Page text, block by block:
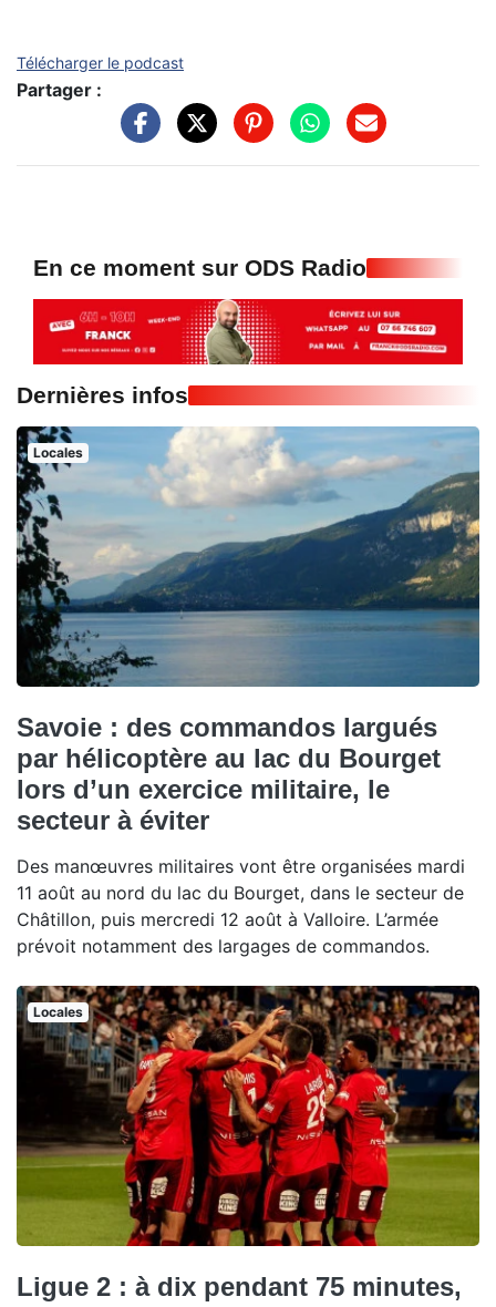
Télécharger le podcast
Partager :
En ce moment sur ODS Radio
Dernières infos
Locales
Savoie : des commandos largués
par hélicoptère au lac du Bourget
lors d’un exercice militaire, le
secteur à éviter
Des manœuvres militaires vont être organisées mardi
11 août au nord du lac du Bourget, dans le secteur de
Châtillon, puis mercredi 12 août à Valloire. L’armée
prévoit notamment des largages de commandos.
Locales
Ligue 2 : à dix pendant 75 minutes,